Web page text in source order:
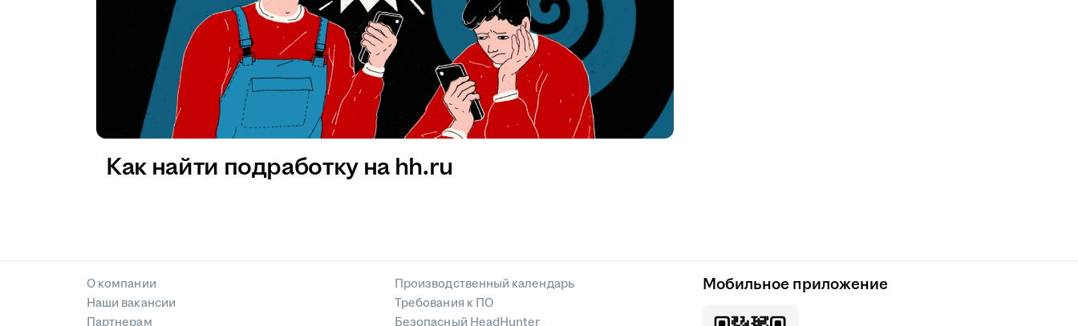
Как найти подработку на hh.ru
О компании
Наши вакансии
Партнерам
Производственный календарь
Требования к ПО
Безопасный HeadHunter
Мобильное приложение